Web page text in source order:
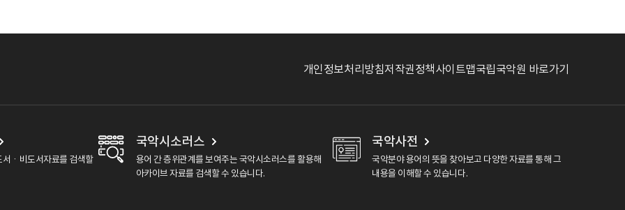
개인정보처리방침저작권정책사이트맵국립국악원 바로가기
ㆍ비도서자료를 검색할
국악시소러스
용어 간 층위관계를 보여주는 국악시소러스를 활용해
아카이브 자료를 검색할 수 있습니다.
국악사전
국악분야 용어의 뜻을 찾아보고 다양한 자료를 통해 그
내용을 이해할 수 있습니다.